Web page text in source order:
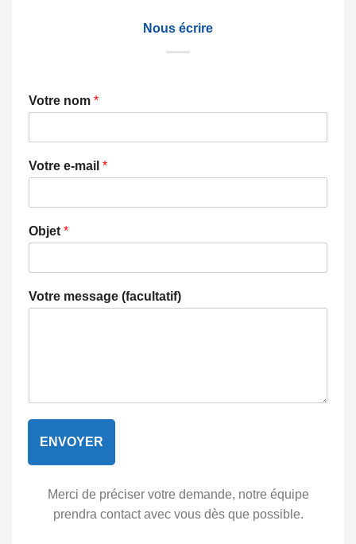
Nous écrire
Votre nom *
Votre e-mail *
Objet *
Votre message (facultatif)
ENVOYER
Merci de préciser votre demande, notre équipe
prendra contact avec vous dès que possible.